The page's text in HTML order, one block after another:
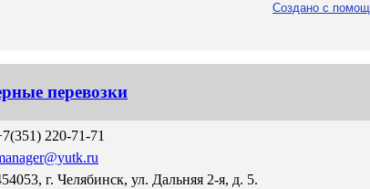
Создано с
перевозки
220-71-71
г. Челябинск, ул. Дальняя 2-я, д. 5.